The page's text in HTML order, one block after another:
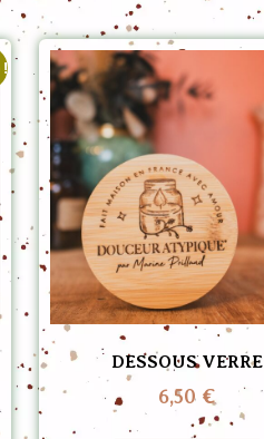
!
DESSOUS VERRE
6,50 €